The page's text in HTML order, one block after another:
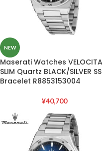
NEW
Maserati Watches VELOCITA
SLIM Quartz BLACK/SILVER SS
Bracelet R8853153004
¥40,700